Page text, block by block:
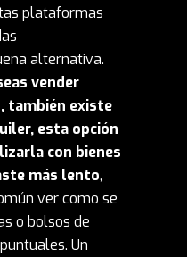
plataformas
alternativa.
vender
también existe
esta opción
con bienes
más lento,
ver como se
o bolsos de
Un